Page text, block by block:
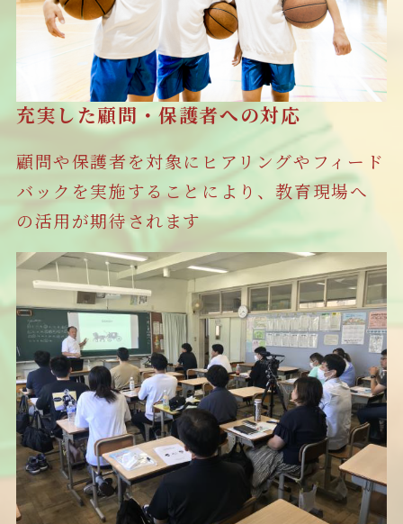
充実した顧問・保護者への対応
顧問や保護者を対象にヒアリングやフィード
バックを実施することにより、教育現場へ
の活用が期待されます